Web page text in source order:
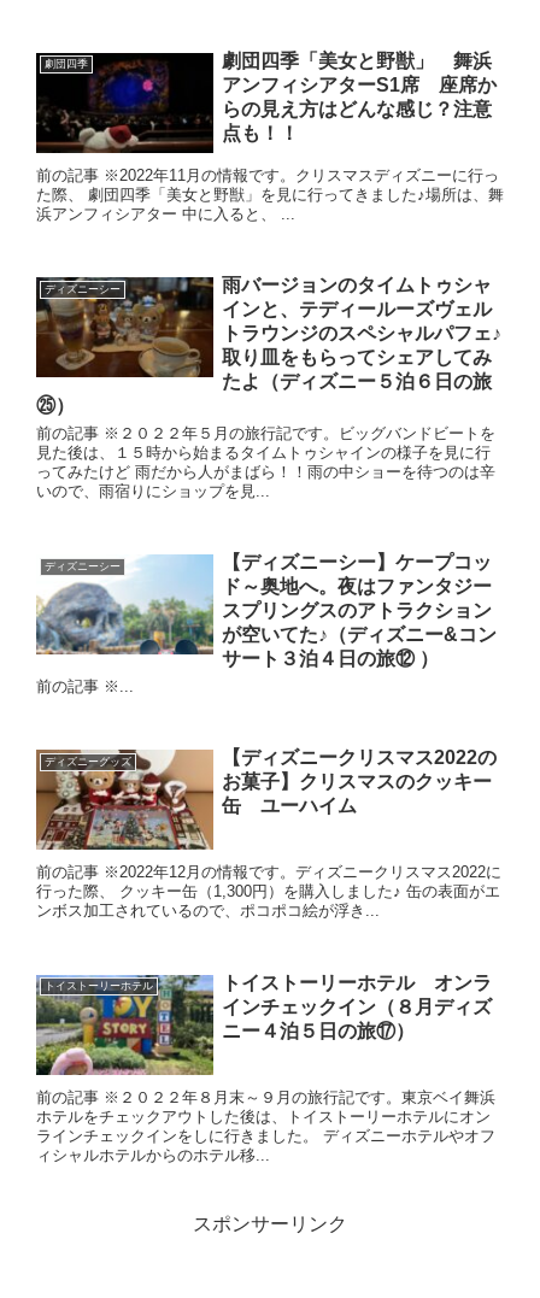
劇団四季
劇団四季「美女と野獣」 舞浜
アンフィシアターS1席 座席か
らの見え方はどんな感じ？注意
点も！！
前の記事 ※2022年11月の情報です。クリスマスディズニーに行っ
た際、 劇団四季「美女と野獣」を見に行ってきました♪場所は、舞
浜アンフィシアター 中に入ると、 ...
ディズニーシー
雨バージョンのタイムトゥシャ
インと、テディールーズヴェル
トラウンジのスペシャルパフェ♪
取り皿をもらってシェアしてみ
たよ（ディズニー５泊６日の旅
㉕）
前の記事 ※２０２２年５月の旅行記です。ビッグバンドビートを
見た後は、１５時から始まるタイムトゥシャインの様子を見に行
ってみたけど 雨だから人がまばら！！雨の中ショーを待つのは辛
いので、雨宿りにショップを見...
ディズニーシー
【ディズニーシー】ケープコッ
ド～奥地へ。夜はファンタジー
スプリングスのアトラクション
が空いてた♪（ディズニー&コン
サート３泊４日の旅⑫ ）
前の記事 ※...
ディズニーグッズ
【ディズニークリスマス2022の
お菓子】クリスマスのクッキー
缶 ユーハイム
前の記事 ※2022年12月の情報です。ディズニークリスマス2022に
行った際、 クッキー缶（1,300円）を購入しました♪ 缶の表面がエ
ンボス加工されているので、ポコポコ絵が浮き...
トイストーリーホテル
トイストーリーホテル オンラ
インチェックイン（８月ディズ
ニー４泊５日の旅⑰）
前の記事 ※２０２２年８月末～９月の旅行記です。東京ベイ舞浜
ホテルをチェックアウトした後は、トイストーリーホテルにオン
ラインチェックインをしに行きました。 ディズニーホテルやオフ
ィシャルホテルからのホテル移...
スポンサーリンク